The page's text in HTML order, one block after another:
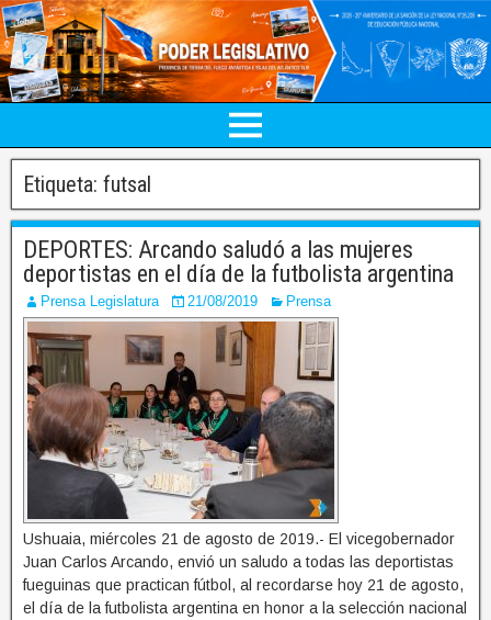
Etiqueta: futsal
DEPORTES: Arcando saludó a las mujeres
deportistas en el día de la futbolista argentina
Prensa Legislatura 21/08/2019 Prensa
Ushuaia, miércoles 21 de agosto de 2019.- El vicegobernador
Juan Carlos Arcando, envió un saludo a todas las deportistas
fueguinas que practican fútbol, al recordarse hoy 21 de agosto,
el día de la futbolista argentina en honor a la selección nacional